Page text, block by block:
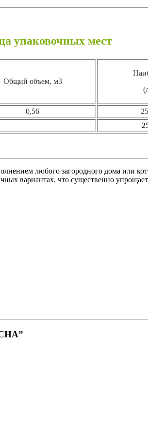
упаковочных мест
Общий объем, м3
0,56
любого загородного дома или
вариантах, что существенно